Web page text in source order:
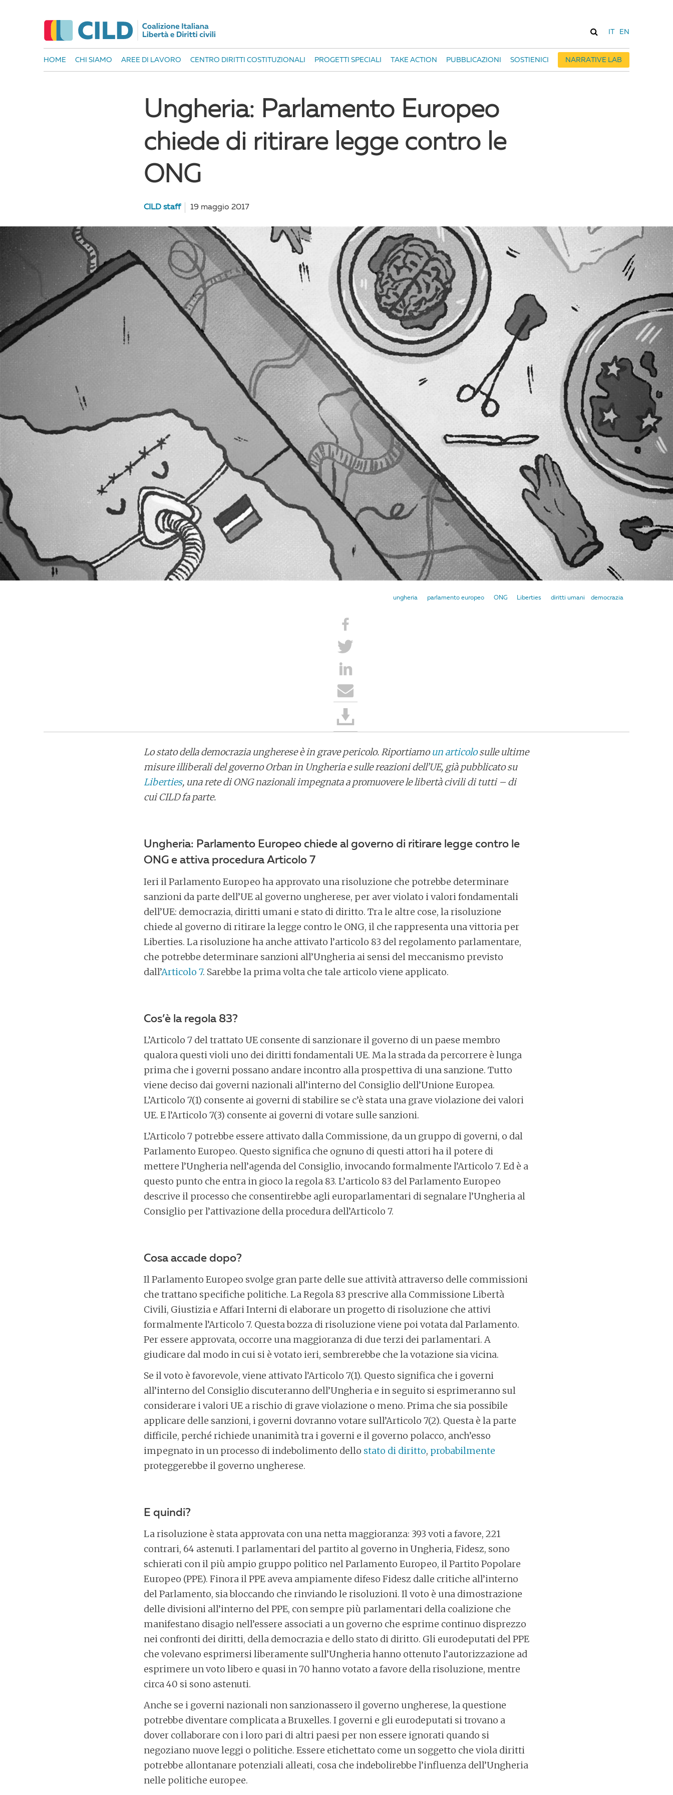
EN
HOME CHI SIAMO AREE DI LAVORO CENTRO DIRITTI COSTITUZIONALI PROGETTI SPECIALI TAKE ACTION PUBBLICAZIONI SOSTIENICI NARRATIVE LAB
Ungheria: Parlamento Europeo
chiede di ritirare legge contro le
ONG
CILD staff 19 maggio 2017
democrazia
diritti umani
Liberties
ONG
parlamento europeo
ungheria
Lo stato della democrazia ungherese è in grave pericolo. Riportiamoun articolosulle ultime
misure illiberali del governo Orban in Ungheria e sulle reazioni dell’UE, già pubblicato su
Liberties, una rete di ONG nazionali impegnata a promuovere le libertà civili di tutti – di
cui CILD fa parte.
Ungheria: Parlamento Europeo chiede al governo di ritirare legge contro le
ONG e attiva procedura Articolo 7
Ieri il Parlamento Europeo ha approvato una risoluzione che potrebbe determinare
sanzioni da parte dell’UE al governo ungherese, per aver violato i valori fondamentali
dell’UE: democrazia, diritti umani e stato di diritto. Tra le altre cose, la risoluzione
chiede al governo di ritirare la legge contro le ONG, il che rappresenta una vittoria per
Liberties. La risoluzione ha anche attivato l’articolo 83 del regolamento parlamentare,
che potrebbe determinare sanzioni all’Ungheria ai sensi del meccanismo previsto
dall’Articolo 7. Sarebbe la prima volta che tale articolo viene applicato.
Cos’è la regola 83?
L’Articolo 7 del trattato UE consente di sanzionare il governo di un paese membro
qualora questi violi uno dei diritti fondamentali UE. Ma la strada da percorrere è lunga
prima che i governi possano andare incontro alla prospettiva di una sanzione. Tutto
viene deciso dai governi nazionali all’interno del Consiglio dell’Unione Europea.
L’Articolo 7(1) consente ai governi di stabilire se c’è stata una grave violazione dei valori
UE. E l’Articolo 7(3) consente ai governi di votare sulle sanzioni.
L’Articolo 7 potrebbe essere attivato dalla Commissione, da un gruppo di governi, o dal
Parlamento Europeo. Questo significa che ognuno di questi attori ha il potere di
mettere l’Ungheria nell’agenda del Consiglio, invocando formalmente l’Articolo 7. Ed è a
questo punto che entra in gioco la regola 83. L’articolo 83 del Parlamento Europeo
descrive il processo che consentirebbe agli europarlamentari di segnalare l’Ungheria al
Consiglio per l’attivazione della procedura dell’Articolo 7.
Cosa accade dopo?
Il Parlamento Europeo svolge gran parte delle sue attività attraverso delle commissioni
che trattano specifiche politiche. La Regola 83 prescrive alla Commissione Libertà
Civili, Giustizia e Affari Interni di elaborare un progetto di risoluzione che attivi
formalmente l’Articolo 7. Questa bozza di risoluzione viene poi votata dal Parlamento.
Per essere approvata, occorre una maggioranza di due terzi dei parlamentari. A
giudicare dal modo in cui si è votato ieri, sembrerebbe che la votazione sia vicina.
Se il voto è favorevole, viene attivato l’Articolo 7(1). Questo significa che i governi
all’interno del Consiglio discuteranno dell’Ungheria e in seguito si esprimeranno sul
considerare i valori UE a rischio di grave violazione o meno. Prima che sia possibile
applicare delle sanzioni, i governi dovranno votare sull’Articolo 7(2). Questa è la parte
difficile, perché richiede unanimità tra i governi e il governo polacco, anch’esso
impegnato in un processo di indebolimento dello stato di diritto, probabilmente
proteggerebbe il governo ungherese.
E quindi?
La risoluzione è stata approvata con una netta maggioranza: 393 voti a favore, 221
contrari, 64 astenuti. I parlamentari del partito al governo in Ungheria, Fidesz, sono
schierati con il più ampio gruppo politico nel Parlamento Europeo, il Partito Popolare
Europeo (PPE). Finora il PPE aveva ampiamente difeso Fidesz dalle critiche all’interno
del Parlamento, sia bloccando che rinviando le risoluzioni. Il voto è una dimostrazione
delle divisioni all’interno del PPE, con sempre più parlamentari della coalizione che
manifestano disagio nell’essere associati a un governo che esprime continuo disprezzo
nei confronti dei diritti, della democrazia e dello stato di diritto. Gli eurodeputati del PPE
che volevano esprimersi liberamente sull’Ungheria hanno ottenuto l’autorizzazione ad
esprimere un voto libero e quasi in 70 hanno votato a favore della risoluzione, mentre
circa 40 si sono astenuti.
Anche se i governi nazionali non sanzionassero il governo ungherese, la questione
potrebbe diventare complicata a Bruxelles. I governi e gli eurodeputati si trovano a
dover collaborare con i loro pari di altri paesi per non essere ignorati quando si
negoziano nuove leggi o politiche. Essere etichettato come un soggetto che viola diritti
potrebbe allontanare potenziali alleati, cosa che indebolirebbe l’influenza dell’Ungheria
nelle politiche europee.